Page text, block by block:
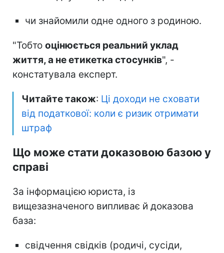
чи знайомили одне одного з родиною.
"Тобто оцінюється реальний уклад
життя, а не етикетка стосунків", -
констатувала експерт.
Читайте також: Ці доходи не сховати
від податкової: коли є ризик отримати
штраф
Що може стати доказовою базою у
справі
За інформацією юриста, із
вищезазначеного випливає й доказова
база:
свідчення свідків (родичі, сусіди,